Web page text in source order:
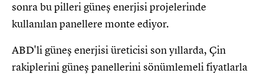
sonra bu pilleri güneş enerjisi projelerinde
kullanılan panellere monte ediyor.
ABD'li güneş enerjisi üreticisi son yıllarda, Çin
rakiplerini güneş panellerini sönümlemeli fiyatlarla